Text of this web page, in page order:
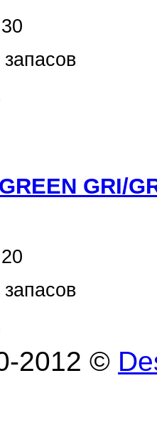
GRI/
2012 ©